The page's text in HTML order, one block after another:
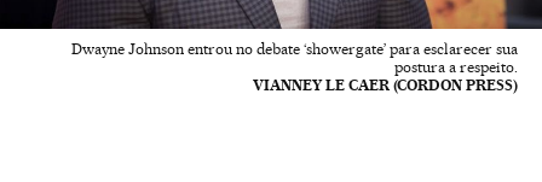
Dwayne Johnson entrou no debate ‘showergate’ para esclarecer sua
postura a respeito.
VIANNEY LE CAER (CORDON PRESS)